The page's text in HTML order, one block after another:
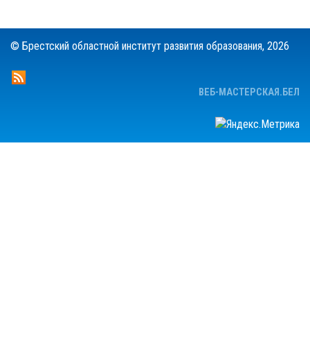
© Брестский областной институт развития образования, 2026
ВЕБ-МАСТЕРСКАЯ.БЕЛ